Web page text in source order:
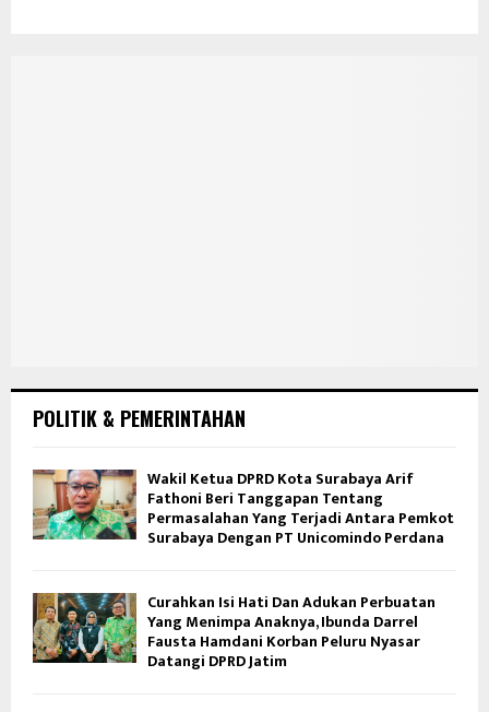
POLITIK & PEMERINTAHAN
Wakil Ketua DPRD Kota Surabaya Arif
Fathoni Beri Tanggapan Tentang
Permasalahan Yang Terjadi Antara Pemkot
Surabaya Dengan PT Unicomindo Perdana
Curahkan Isi Hati Dan Adukan Perbuatan
Yang Menimpa Anaknya, Ibunda Darrel
Fausta Hamdani Korban Peluru Nyasar
Datangi DPRD Jatim